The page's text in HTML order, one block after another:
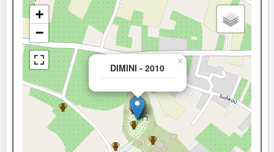
DIMINI - 2010
×
+
−